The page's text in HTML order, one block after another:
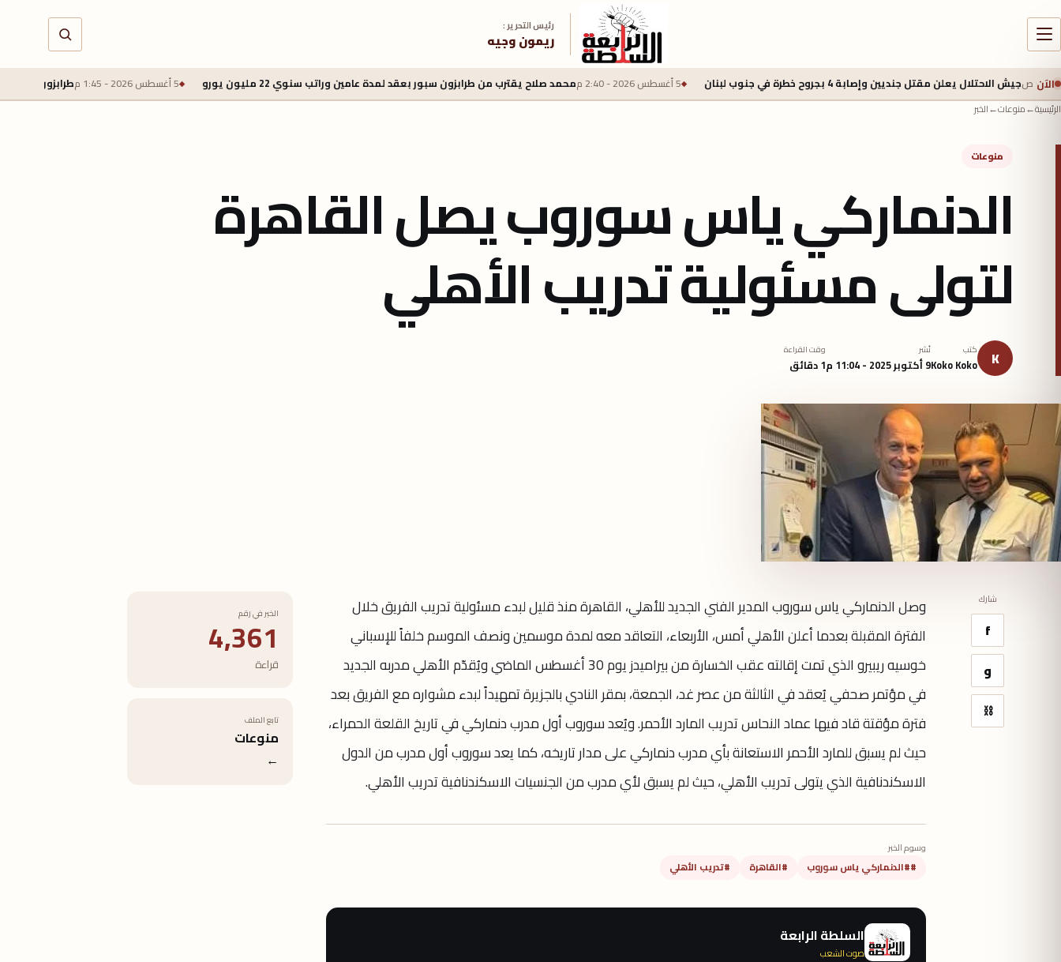
رئيس التحرير :
ريمون وجيه
الآنيعلن مقتل جنديين وإصابة 4 بجروح خطرة في جنوب لبنان 5 أغسطس 2026 - 2:40 م محمد صلاح يقترب من طرابزون سبور بعقد لمدة عامين وراتب سنوي 22 مليون يورو 5 أغسطس 2026 - 1:45 م طرابزون سبور يتوصل
الرئيسية←منوعات←الخبر
منوعات
الدنماركي ياس سوروب يصل القاهرة
لتولى مسئولية تدريب الأهلي
K كتب
Koko Koko
نُشر
9 أكتوبر 2025 - 11:04 م
وقت القراءة
1 دقائق
شارك
f
و
⛓
وصل الدنماركي ياس سوروب المدير الفني الجديد للأهلي، القاهرة منذ قليل لبدء مسئولية تدريب الفريق خلال
الفترة المقبلة بعدما أعلن الأهلي أمس، الأربعاء، التعاقد معه لمدة موسمين ونصف الموسم خلفاً للإسباني
خوسيه ريبيرو الذي تمت إقالته عقب الخسارة من بيراميدز يوم 30 أغسطس الماضي ويُقدّم الأهلي مدربه الجديد
في مؤتمر صحفي يُعقد في الثالثة من عصر غد، الجمعة، بمقر النادي بالجزيرة تمهيداً لبدء مشواره مع الفريق بعد
فترة مؤقتة قاد فيها عماد النحاس تدريب المارد الأحمر. ويُعد سوروب أول مدرب دنماركي في تاريخ القلعة الحمراء،
حيث لم يسبق للمارد الأحمر الاستعانة بأي مدرب دنماركي على مدار تاريخه، كما يعد سوروب أول مدرب من الدول
الاسكندنافية الذي يتولى تدريب الأهلي، حيث لم يسبق لأي مدرب من الجنسيات الاسكندنافية تدريب الأهلي.
وسوم الخبر
##الدنماركي ياس سوروب #القاهرة #تدريب الأهلي
السلطة الرابعة
صوت الشعب
الخبر في رقم
4,361
قراءة
تابع الملف
منوعات
←